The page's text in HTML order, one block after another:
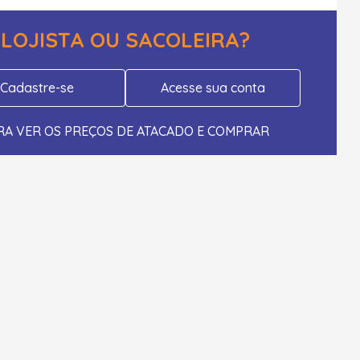
LOJISTA OU SACOLEIRA?
Cadastre-se Acesse sua conta
VER OS PREÇOS DE ATACADO E COMPRAR